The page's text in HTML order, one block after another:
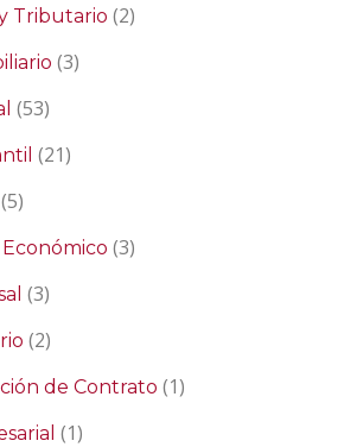
Tributario (2)
(3)
(53)
(21)
(5)
(3)
(3)
(2)
de Contrato (1)
(1)